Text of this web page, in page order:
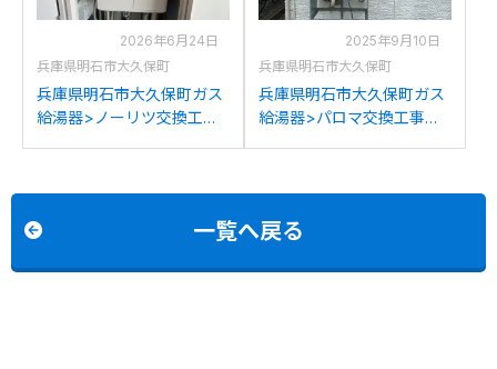
2026年6月24日
兵庫県明石市大久保町
兵庫県明石市大久保町ガス
給湯器>ノーリツ交換工事
2025年9月10日
兵庫県明石市大久保町
兵庫県明石市大久保町ガス
給湯器>パロマ交換工事施
一覧へ戻る